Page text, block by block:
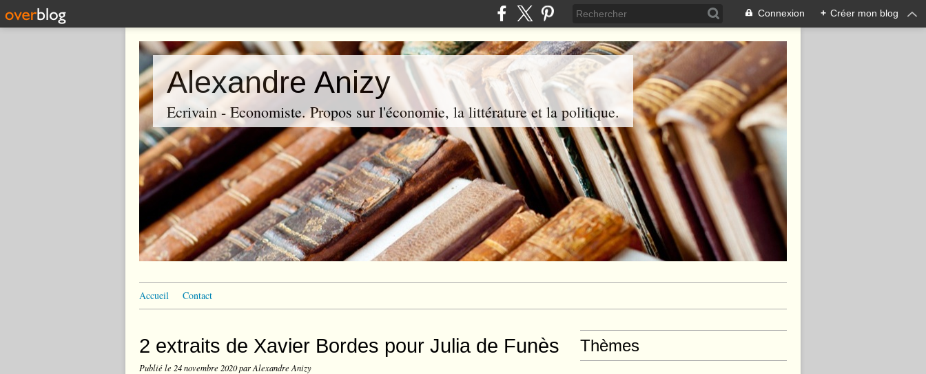
Connexion + Créer mon blog
Alexandre Anizy
Ecrivain - Economiste. Propos sur l'économie, la littérature et la politique.
Accueil Contact
2 extraits de Xavier Bordes pour Julia de Funès
Publié le 24 novembre 2020par Alexandre Anizy
Thèmes